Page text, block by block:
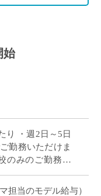
始
り ・週2日～5日
勤務いただけま
のみのご勤務で
冬 […]
担当のモデル給与）